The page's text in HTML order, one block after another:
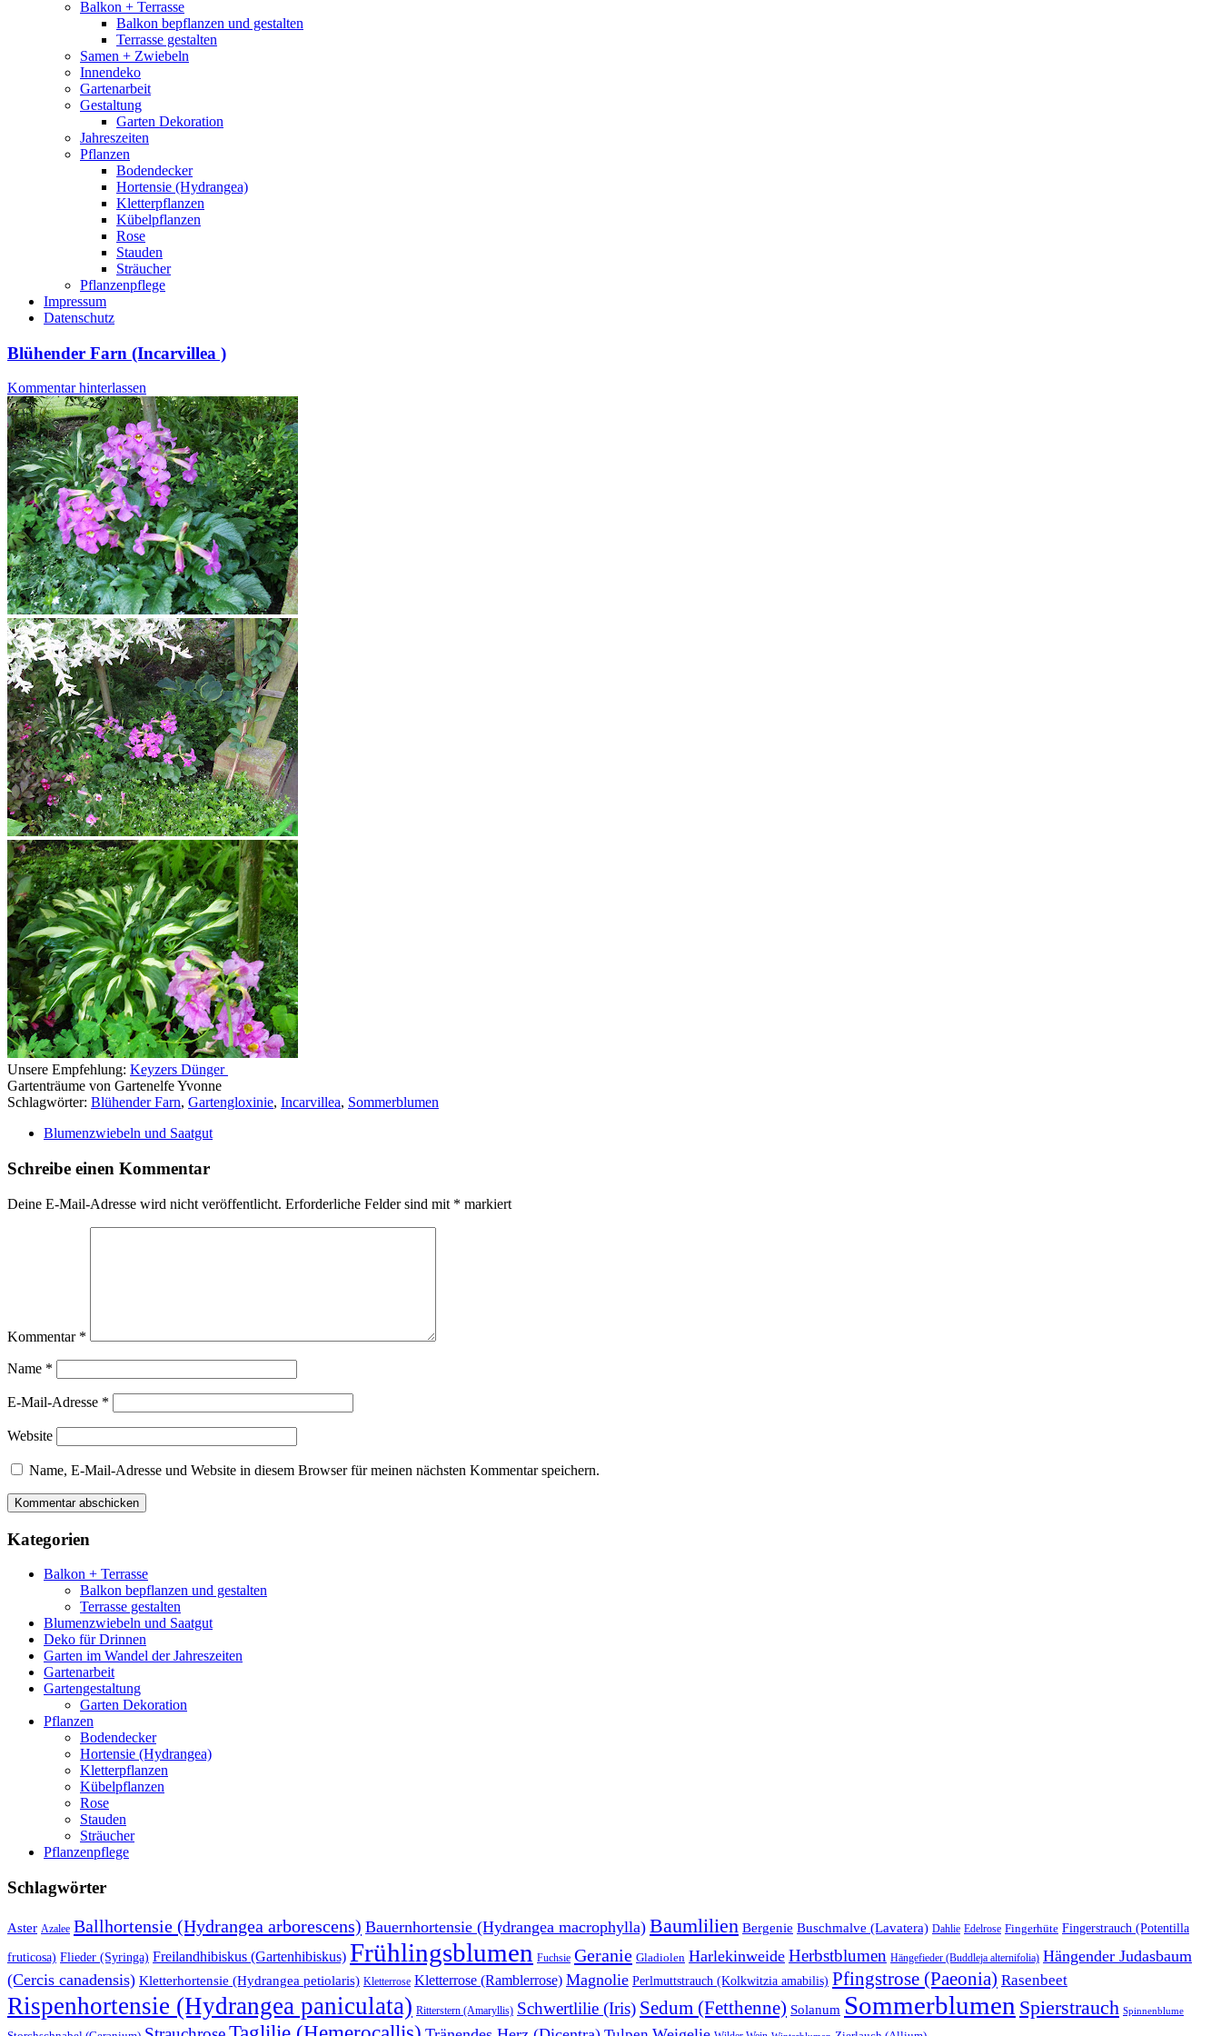
Balkon + Terrasse
Balkon bepflanzen und gestalten
Terrasse gestalten
Samen + Zwiebeln
Innendeko
Gartenarbeit
Gestaltung
Garten Dekoration
Jahreszeiten
Pflanzen
Bodendecker
Hortensie (Hydrangea)
Kletterpflanzen
Kübelpflanzen
Rose
Stauden
Sträucher
Pflanzenpflege
Impressum
Datenschutz
Blühender Farn (Incarvillea )
Kommentar hinterlassen
Unsere Empfehlung: Keyzers Dünger
Gartenträume von Gartenelfe Yvonne
Schlagwörter: Blühender Farn, Gartengloxinie, Incarvillea, Sommerblumen
Blumenzwiebeln und Saatgut
Schreibe einen Kommentar
Deine E-Mail-Adresse wird nicht veröffentlicht. Erforderliche Felder sind mit * markiert
Kommentar *
Name *
E-Mail-Adresse *
Website
Name, E-Mail-Adresse und Website in diesem Browser für meinen nächsten Kommentar speichern.
Kategorien
Balkon + Terrasse
Balkon bepflanzen und gestalten
Terrasse gestalten
Blumenzwiebeln und Saatgut
Deko für Drinnen
Garten im Wandel der Jahreszeiten
Gartenarbeit
Gartengestaltung
Garten Dekoration
Pflanzen
Bodendecker
Hortensie (Hydrangea)
Kletterpflanzen
Kübelpflanzen
Rose
Stauden
Sträucher
Pflanzenpflege
Schlagwörter
Aster Azalee Ballhortensie (Hydrangea arborescens) Bauernhortensie (Hydrangea macrophylla) Baumlilien Bergenie Buschmalve (Lavatera) Dahlie Edelrose Fingerhüte Fingerstrauch (Potentilla
fruticosa) Flieder (Syringa) Freilandhibiskus (Gartenhibiskus) Frühlingsblumen Fuchsie Geranie Gladiolen Harlekinweide Herbstblumen Hängefieder (Buddleja alternifolia) Hängender Judasbaum
(Cercis canadensis) Kletterhortensie (Hydrangea petiolaris) Kletterrose Kletterrose (Ramblerrose) Magnolie Perlmuttstrauch (Kolkwitzia amabilis) Pfingstrose (Paeonia) Rasenbeet
Rispenhortensie (Hydrangea paniculata) Ritterstern (Amaryllis) Schwertlilie (Iris) Sedum (Fetthenne) Solanum Sommerblumen Spierstrauch Spinnenblume